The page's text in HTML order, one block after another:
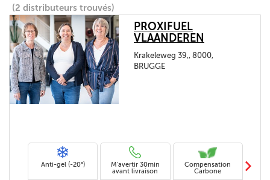
(2 distributeurs trouvés)
PROXIFUEL
VLAANDEREN
Krakeleweg 39,, 8000,
BRUGGE
Anti-gel (-20°)
M'avertir 30min
avant livraison
Compensation
Carbone
m